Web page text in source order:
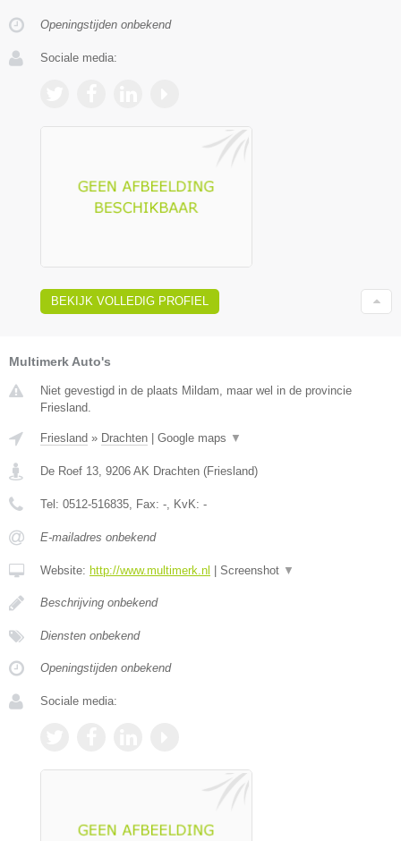
Openingstijden onbekend
Sociale media:
BEKIJK VOLLEDIG PROFIEL
Multimerk Auto's
Niet gevestigd in de plaats Mildam, maar wel in de provincie
Friesland.
Friesland » Drachten Google maps ▼
De Roef 13, 9206 AK Drachten (Friesland)
Tel: 0512-516835, Fax: -, KvK: -
E-mailadres onbekend
Website: http://www.multimerk.nl Screenshot ▼
Beschrijving onbekend
Diensten onbekend
Openingstijden onbekend
Sociale media: